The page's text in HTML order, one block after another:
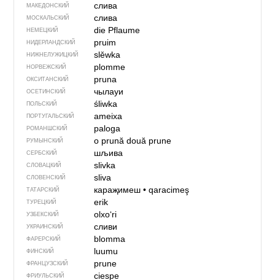
МАКЕДОНСКИЙ слива
МОСКАЛЬСКИЙ слива
НЕМЕЦКИЙ die Pflaume
НИДЕРЛАНДСКИЙ pruim
НИЖНЕЛУЖИЦКИЙ slěwka
НОРВЕЖСКИЙ plomme
ОКСИТАНСКИЙ pruna
ОСЕТИНСКИЙ чылауи
ПОЛЬСКИЙ śliwka
ПОРТУГАЛЬСКИЙ ameixa
РОМАНШСКИЙ paloga
РУМЫНСКИЙ o prunădouă prune
СЕРБСКИЙ шљива
СЛОВАЦКИЙ slivka
СЛОВЕНСКИЙ sliva
ТАТАРСКИЙ караҗимеш• qaracimeş
ТУРЕЦКИЙ erik
УЗБЕКСКИЙ olxoʻri
УКРАИНСКИЙ сливи
ФАРЕРСКИЙ blomma
ФИНСКИЙ luumu
ФРАНЦУЗСКИЙ prune
ФРИУЛЬСКИЙ ciespe